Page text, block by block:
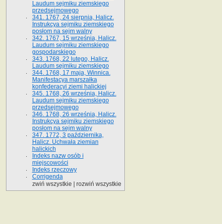
Laudum sejmiku ziemskiego
przedsejmowego
341. 1767, 24 sierpnia, Halicz.
Instrukcya sejmiku ziemskiego
posłom na sejm walny
342. 1767, 15 września, Halicz.
Laudum sejmiku ziemskiego
gospodarskiego
343. 1768, 22 lutego, Halicz.
Laudum sejmiku ziemskiego
344. 1768, 17 maja, Winnica.
Manifestacya marszałka
konfederacyi ziemi halickiej
345. 1768, 26 września, Halicz.
Laudum sejmiku ziemskiego
przedsejmowego
346. 1768, 26 września, Halicz.
Instrukcya sejmiku ziemskiego
posłom na sejm walny
347. 1772, 3 października,
Halicz. Uchwała ziemian
halickich
Indeks nazw osób i
miejscowości
Indeks rzeczowy
Corrigenda
zwiń wszystkie
rozwiń wszystkie